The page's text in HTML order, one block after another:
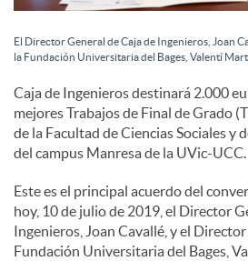
s
El Director General de Caja de Ingenieros, Joan
la Fundación Universitaria del Bages, Valentí
Caja de Ingenieros destinará 2.000
mejores Trabajos de Final de Grado
de la Facultad de Ciencias Sociales y
del campus Manresa de la UVic-UCC.
Este es el principal acuerdo del
hoy, 10 de julio de 2019, el Director
Ingenieros, Joan Cavallé, y el
Fundación Universitaria del Bages,